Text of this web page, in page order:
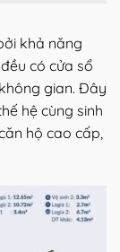
khả năng
có cửa sổ
gian. Đây
hệ cùng sinh
hộ cao cấp,